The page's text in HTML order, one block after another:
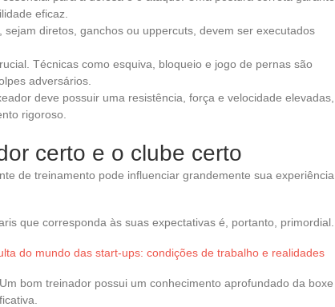
eficaz.
sejam diretos, ganchos ou uppercuts, devem ser executados
Técnicas como esquiva, bloqueio e jogo de pernas são
adversários.
deve possuir uma resistência, força e velocidade elevadas,
rigoroso.
certo e o clube certo
de treinamento pode influenciar grandemente sua experiência
que corresponda às suas expectativas é, portanto, primordial.
do mundo das start-ups: condições de trabalho e realidades
bom treinador possui um conhecimento aprofundado da boxe